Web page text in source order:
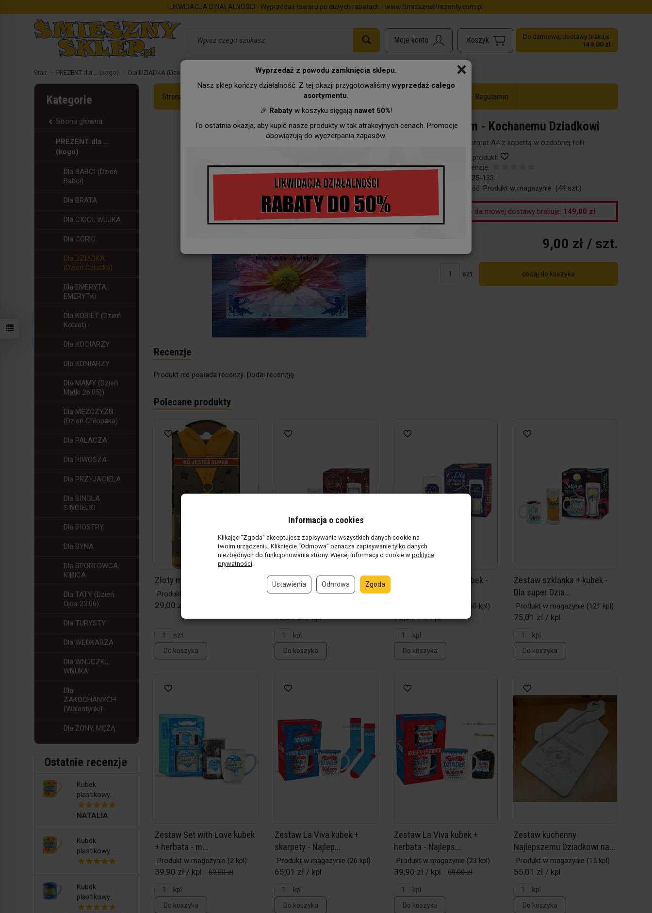
×
Wyprzedaż z powodu zamknięcia sklepu.
Nasz sklep kończy działalność. Z tej okazji przygotowaliśmy wyprzedaż całego
asortymentu.
🎉 Rabatyw koszyku sięgają nawet 50%!
To ostatnia okazja, aby kupić nasze produkty w tak atrakcyjnych cenach. Promocje
obowiązują do wyczerpania zapasów.
LIKWIDACJA DZIAŁALNOŚCI - Wyprzedaż towaru po dużych rabatach - www.SmiesznePrezenty.com.pl
Do darmowej dostawy brakuje:
149,00 zł
Start PREZENT dla ... (kogo) Dla DZIADKA (Dzień Dziadka) Dyplom - Kochanemu Dziadkowi
Strona Główna Zawody Wyprzedaż do -50% - Regulamin
Dyplom - Kochanemu Dziadkowi
Dyplom format A4 z kopertą w ozdobnej folii
Obserwuj produkt:
Dodaj recenzję:
96-125-133
Dostępność: Produkt w magazynie (44szt.)
Do darmowej dostawy brakuje: 149,00 zł
9,00 zł / szt.
szt. dodaj do koszyka
Recenzje
Produkt nie posiada recenzji. Dodaj recenzję
Polecane produkty
Złoty medal - Super Dziadek
Produkt w magazynie
29,00 zł / szt
szt
Do koszyka
Zestaw szklanka + kubek -
Zestaw zacnego...
75,01 zł / kpl
kpl
Do koszyka
Zestaw szklanka + kubek -
(60 kpl)
75,01 zł / kpl
kpl
Do koszyka
Zestaw szklanka + kubek -
Dla super Dzia...
Produkt w magazynie (121 kpl)
75,01 zł / kpl
kpl
Do koszyka
Zestaw Set with Love kubek
+ herbata - m...
Produkt w magazynie (2 kpl)
39,90 zł / kpl
69,00 zł
kpl
Do koszyka
Zestaw La Viva kubek +
skarpety - Najlep...
Produkt w magazynie (26 kpl)
65,01 zł / kpl
kpl
Do koszyka
Zestaw La Viva kubek +
herbata - Najleps...
Produkt w magazynie (23 kpl)
39,90 zł / kpl
69,00 zł
kpl
Do koszyka
Zestaw kuchenny
Najlepszemu Dziadkowi na...
Produkt w magazynie (15 kpl)
55,01 zł / kpl
kpl
Do koszyka
Kategorie
Strona główna
PREZENT dla ...
(kogo)
Dla BABCI (Dzień
Babci)
Dla BRATA
Dla CIOCI, WUJKA
Dla CÓRKI
Dla DZIADKA
(Dzień Dziadka)
Dla EMERYTA,
EMERYTKI
Dla KOBIET (Dzień
Kobiet)
Dla KOCIARZY
Dla KONIARZY
Dla MAMY (Dzień
Matki 26.05))
Dla MĘŻCZYZN
(Dzień Chłopaka)
Dla PALACZA
Dla PIWOSZA
Dla PRZYJACIELA
Dla SINGLA
SINGIELKI
Dla SIOSTRY
Dla SYNA
Dla SPORTOWCA,
KIBICA
Dla TATY (Dzień
Ojca 23.06)
Dla TURYSTY
Dla WĘDKARZA
Dla WNUCZKI,
WNUKA
Dla
ZAKOCHANYCH
(Walentynki)
Dla ŻONY, MĘŻĄ
Ostatnie recenzje
Kubek
plastikowy...
NATALIA
Kubek
plastikowy...
Kubek
plastikowy...
Informacja o cookies
Klikając “Zgoda” akceptujesz zapisywanie wszystkich danych cookie na
twoim urządzeniu. Kliknięcie “Odmowa” oznacza zapisywanie tylko danych
niezbędnych do funkcjonowania strony. Więcej informacji o cookie w polityce
prywatności
Ustawienia Odmowa Zgoda